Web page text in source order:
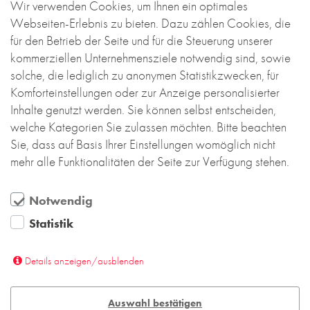
den farblich changierenden dänischen Ziegeln
resultiert, sondern auch aus dem kreativen Umgang
mit den Steinen.
Die ohne Dehnungsfuge verlegten Ziegel gliedern
das Gebäude durch unterschiedliche Muster.
Besonders luftig wirkt ganz oben die Ziegel-
Lochfassade rund um das Außenspielfeld, bei der
Sonderformate zum Einsatz kommen.
einzigartige Ziegelparkett im Innenbereich. Es
besteht aus demselben Material wie das Pflaster
der Boden einen modernen, filigranen Charakter,
der perfekt mit dem Sichtbeton und den anderen
Innenraummaterialien harmoniert.
Wir verwenden Cookies, um Ihnen ein optimales
Webseiten-Erlebnis zu bieten. Dazu zählen Cookies, die
für den Betrieb der Seite und für die Steuerung unserer
kommerziellen Unternehmensziele notwendig sind, sowie
solche, die lediglich zu anonymen Statistikzwecken, für
Komforteinstellungen oder zur Anzeige personalisierter
Inhalte genutzt werden. Sie können selbst entscheiden,
welche Kategorien Sie zulassen möchten. Bitte beachten
Sie, dass auf Basis Ihrer Einstellungen womöglich nicht
mehr alle Funktionalitäten der Seite zur Verfügung stehen.
Notwendig
Statistik
Details anzeigen/ausblenden
Auswahl bestätigen